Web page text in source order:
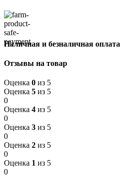
Наличная и безналичная оплата
Отзывы на товар
Оценка 0 из 5
Оценка 5 из 5
0
Оценка 4 из 5
0
Оценка 3 из 5
0
Оценка 2 из 5
0
Оценка 1 из 5
0